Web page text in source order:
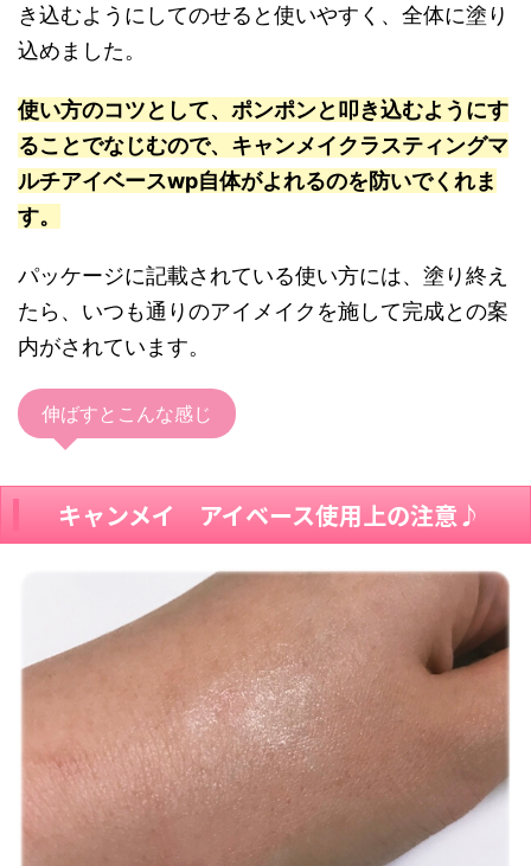
き込むようにしてのせると使いやすく、全体に塗り
込めました。
使い方のコツとして、ポンポンと叩き込むようにす
ることでなじむので、キャンメイクラスティングマ
ルチアイベースwp自体がよれるのを防いでくれま
す。
パッケージに記載されている使い方には、塗り終え
たら、いつも通りのアイメイクを施して完成との案
内がされています。
伸ばすとこんな感じ
キャンメイ アイベース使用上の注意♪